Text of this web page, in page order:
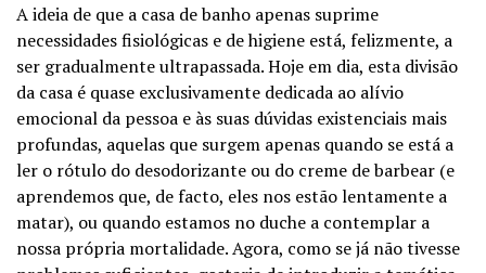
A ideia de que a casa de banho apenas suprime
necessidades fisiológicas e de higiene está, felizmente, a
ser gradualmente ultrapassada. Hoje em dia, esta divisão
da casa é quase exclusivamente dedicada ao alívio
emocional da pessoa e às suas dúvidas existenciais mais
profundas, aquelas que surgem apenas quando se está a
ler o rótulo do desodorizante ou do creme de barbear (e
aprendemos que, de facto, eles nos estão lentamente a
matar), ou quando estamos no duche a contemplar a
nossa própria mortalidade. Agora, como se já não tivesse